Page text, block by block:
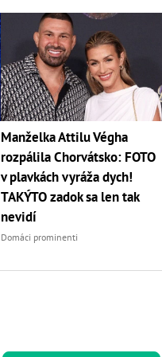
Manželka Attilu Végha
rozpálila Chorvátsko: FOTO
v plavkách vyráža dych!
TAKÝTO zadok sa len tak
nevidí
Domáci prominenti